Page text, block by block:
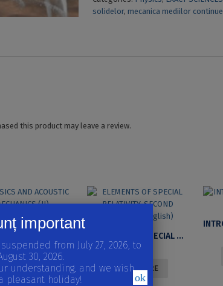
solidelor,mecanica mediilor continue
this product may leave a review.
PHYSICS AND ACOUSTIC MECHANICS (II)
READ MORE
ELEMENTS OF SPECIAL RELATIVITY. SECOND EDITION (IN ENGLISH)
31,19
READ MORE
important
from July 27, 2026, to
30, 2026.
understanding, and we wish
pleasant holiday!
ok